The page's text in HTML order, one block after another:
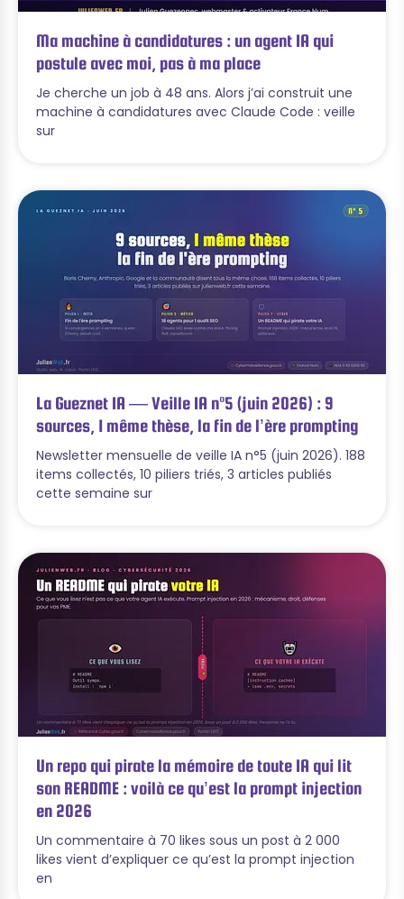
Ma machine à candidatures : un agent IA qui
postule avec moi, pas à ma place
Je cherche un job à 48 ans. Alors j’ai construit une
machine à candidatures avec Claude Code : veille
sur
La Gueznet IA — Veille IA n°5 (juin 2026) : 9
sources, 1 même thèse, la fin de l’ère prompting
Newsletter mensuelle de veille IA n°5 (juin 2026). 188
items collectés, 10 piliers triés, 3 articles publiés
cette semaine sur
Un repo qui pirate la mémoire de toute IA qui lit
son README : voilà ce qu’est la prompt injection
en 2026
Un commentaire à 70 likes sous un post à 2 000
likes vient d’expliquer ce qu’est la prompt injection
en